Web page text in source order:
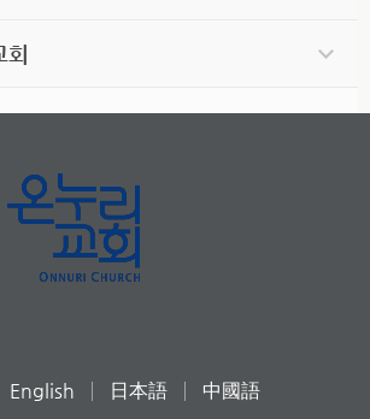
English 日本語 中國語